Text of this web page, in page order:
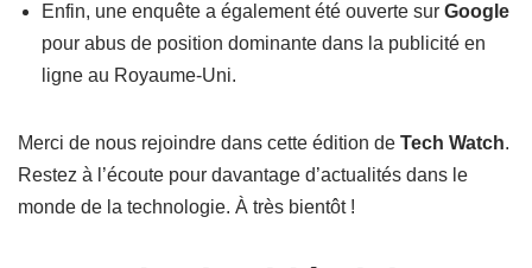
Enfin, une enquête a également été ouverte sur Google
pour abus de position dominante dans la publicité en
ligne au Royaume-Uni.
Merci de nous rejoindre dans cette édition de Tech Watch.
Restez à l’écoute pour davantage d’actualités dans le
monde de la technologie. À très bientôt !